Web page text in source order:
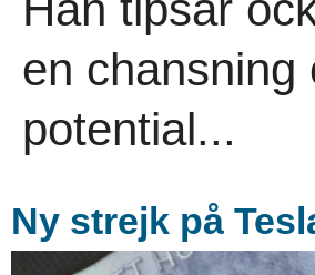
en chansning
potential...
Ny strejk på